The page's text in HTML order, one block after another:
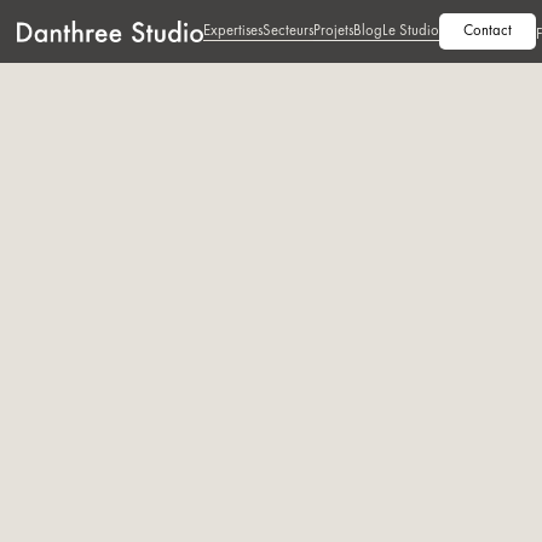
ExpertisesSecteursProjetsBlogLe Studio Contact